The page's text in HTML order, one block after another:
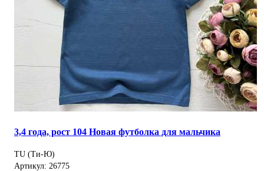
3,4 года, рост 104 Новая футболка для мальчика
TU (Ти-Ю)
Артикул: 26775